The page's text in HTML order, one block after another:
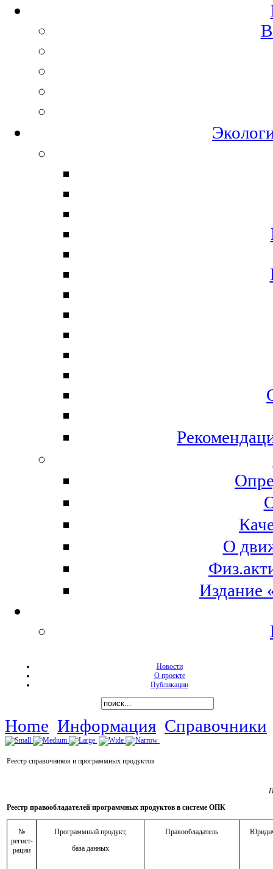
О
Издание
Новости
О проекте
Публикации
Home Информация Справочники
Реестр справочников и программных продуктов
Реестр правообладателей программных продуктов в системе ОПК
№
регист-
рации
Программный продукт,
база данных
Правообладатель